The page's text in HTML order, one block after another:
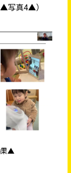
写真4▲）
果▲